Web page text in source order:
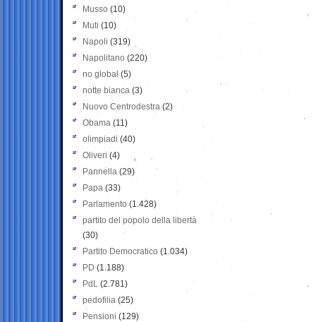
Musso (10)
Muti (10)
Napoli (319)
Napolitano (220)
no global (5)
notte bianca (3)
Nuovo Centrodestra (2)
Obama (11)
olimpiadi (40)
Oliveri (4)
Pannella (29)
Papa (33)
Parlamento (1.428)
partito del popolo della libertà
(30)
Partito Democratico (1.034)
PD (1.188)
PdL (2.781)
pedofilia (25)
Pensioni (129)